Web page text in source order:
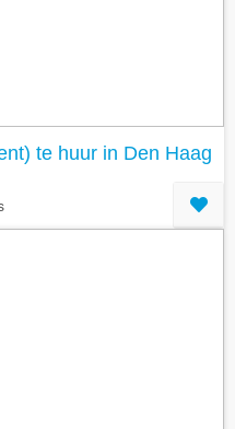
te huur in Den Haag